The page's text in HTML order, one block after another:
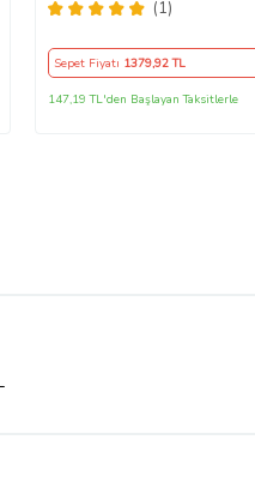
Leke Tutmaz Modern Salon
Kırmızı)
(1)
Sepet Fiyatı 1379,92 TL
147,19 TL'den Başlayan Taksitlerle